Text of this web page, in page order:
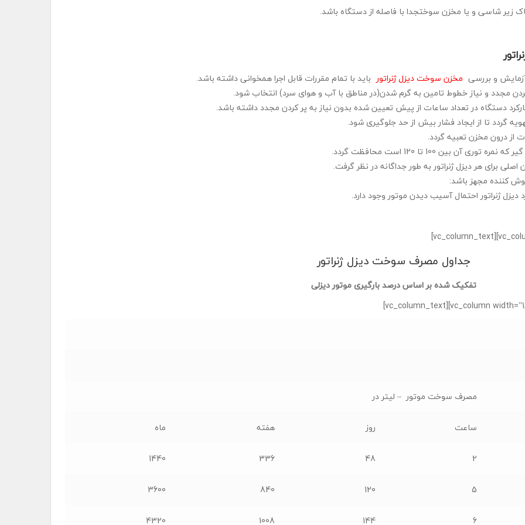
زیر شاسی و یا مخزن سوختجدا با فاصله از دستگاه باشد.
و بررسی مخزن سوخت دیزل ژنراتور باید با تمام مقررات قابل اجرا همخوانی داشته باشد.
مجدد و نیاز خطوط تامین به گرم شدن(در مناطق با آب و هوای سرد) انتخاب شود.
دستگاه در تعداد ساعات از پیش تعیین شده بدون نیاز به پر کردن مجدد داشته باشد.
گردد تا از ایجاد فشار بیش از حد جلوگیری شود.
از درون مخزن تعبیه گردد.
100 تا 120 است محافظت گردد.
برای هر دیزل ژنراتور به طور جداگانه در نظر گرفت.
کننده مجهز باشد:
ژنراتور احتمال آسیب دیدن موتور وجود دارد.
جداول مصرف سوخت دیزل ژنراتور
تفکیک شده بر اساس درصد بارگیری موتور دیزلی
مصرف سوخت موتور – لیتر در
ساعت روز هفته ماه
2
48
336
1440
5
120
840
3600
6
144
1008
4320